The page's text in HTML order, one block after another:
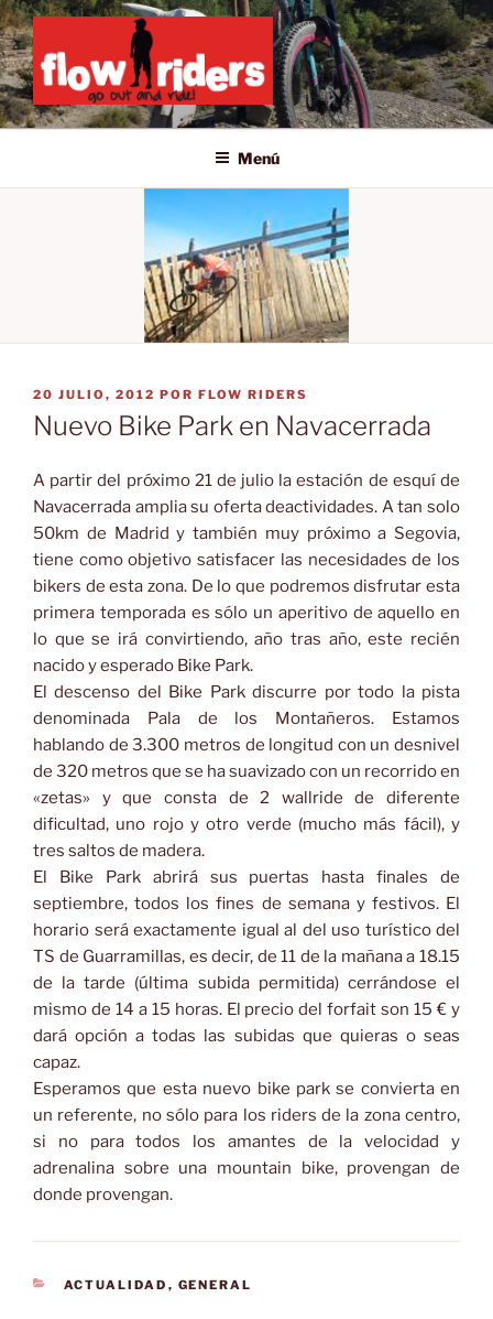
Saltar
al
contenido
GO OUT AND RIDE!
Menú
PUBLICADO
EL
20 JULIO, 2012 POR FLOW RIDERS
Nuevo Bike Park en Navacerrada
A partir del próximo 21 de julio la estación de esquí de
Navacerrada amplia su oferta deactividades. A tan solo
50km de Madrid y también muy próximo a Segovia,
tiene como objetivo satisfacer las necesidades de los
bikers de esta zona. De lo que podremos disfrutar esta
primera temporada es sólo un aperitivo de aquello en
lo que se irá convirtiendo, año tras año, este recién
nacido y esperado Bike Park.
El descenso del Bike Park discurre por todo la pista
denominada Pala de los Montañeros. Estamos
hablando de 3.300 metros de longitud con un desnivel
de 320 metros que se ha suavizado con un recorrido en
«zetas» y que consta de 2 wallride de diferente
dificultad, uno rojo y otro verde (mucho más fácil), y
tres saltos de madera.
El Bike Park abrirá sus puertas hasta finales de
septiembre, todos los fines de semana y festivos. El
horario será exactamente igual al del uso turístico del
TS de Guarramillas, es decir, de 11 de la mañana a 18.15
de la tarde (última subida permitida) cerrándose el
mismo de 14 a 15 horas. El precio del forfait son 15 € y
dará opción a todas las subidas que quieras o seas
capaz.
Esperamos que esta nuevo bike park se convierta en
un referente, no sólo para los riders de la zona centro,
si no para todos los amantes de la velocidad y
adrenalina sobre una mountain bike, provengan de
donde provengan.
CATEGORÍAS
ACTUALIDAD , GENERAL